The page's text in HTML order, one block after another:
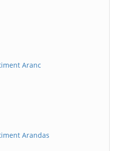
Aranc
Arandas